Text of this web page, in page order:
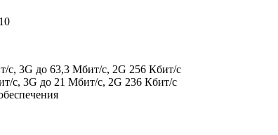
с, 3G до 63,3 Мбит/с, 2G 256 Кбит/с
с, 3G до 21 Мбит/с, 2G 236 Кбит/с